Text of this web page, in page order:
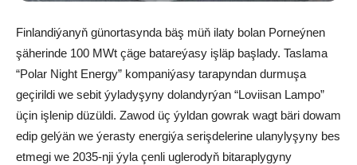
Finlandiýanyň günortasynda bäş müň ilaty bolan Porneýnen
şäherinde 100 MWt çäge batareýasy işläp başlady. Taslama
“Polar Night Energy” kompaniýasy tarapyndan durmuşa
geçirildi we sebit ýyladyşyny dolandyrýan “Loviisan Lampo”
üçin işlenip düzüldi. Zawod üç ýyldan gowrak wagt bäri dowam
edip gelýän we ýerasty energiýa serişdelerine ulanylyşyny bes
etmegi we 2035-nji ýyla çenli uglerodyň bitaraplygyny